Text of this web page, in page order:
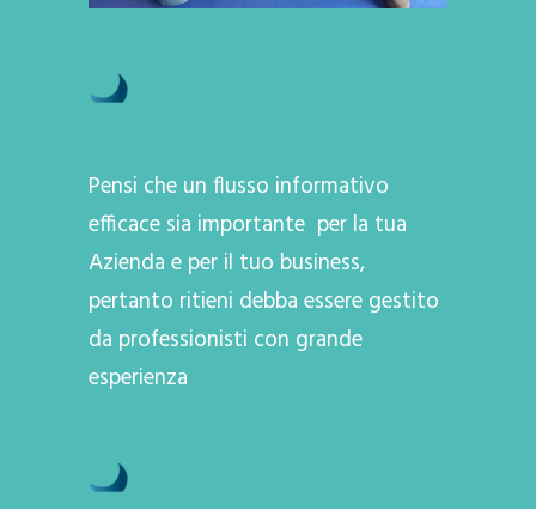
Pensi che un flusso informativo
efficace sia importante per la tua
Azienda e per il tuo business,
pertanto ritieni debba essere gestito
da professionisti con grande
esperienza